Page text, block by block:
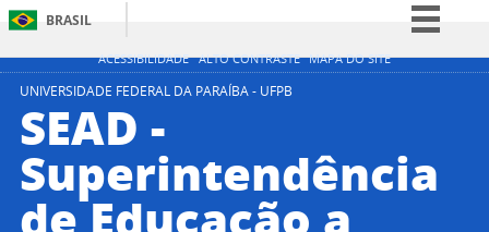
ACESSIBILIDADE ALTO CONTRASTE MAPA DO SITE
BRASIL
Simplifique!
Acesso à informação
Legislação
UNIVERSIDADE FEDERAL DA PARAÍBA - UFPB
SEAD -
Superintendência
de Educação a